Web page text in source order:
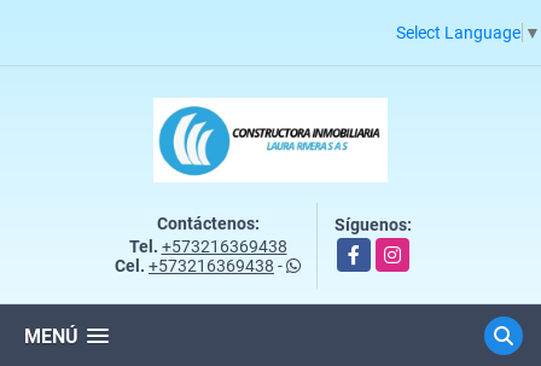
Select Language ▼
Contáctenos:
Tel. +573216369438
Cel. +573216369438 -
Síguenos:
FacebookInstagram
MENÚ